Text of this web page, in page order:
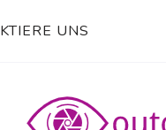
UNS